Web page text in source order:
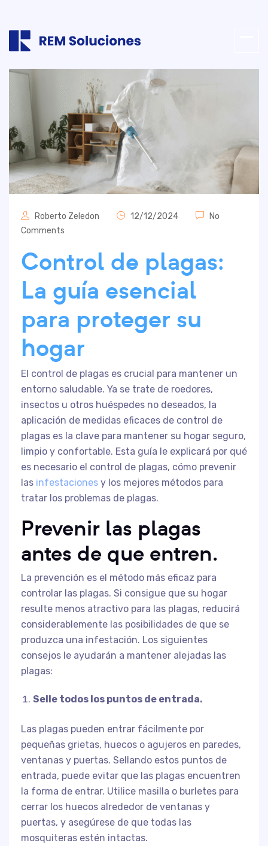
Roberto Zeledon 12/12/2024
No
Comments
Control de plagas:
La guía esencial
para proteger su
hogar
El control de plagas es crucial para mantener un
entorno saludable. Ya se trate de roedores,
insectos u otros huéspedes no deseados, la
aplicación de medidas eficaces de control de
plagas es la clave para mantener su hogar seguro,
limpio y confortable. Esta guía le explicará por qué
es necesario el control de plagas, cómo prevenir
las infestaciones y los mejores métodos para
tratar los problemas de plagas.
Prevenir las plagas
antes de que entren.
La prevención es el método más eficaz para
controlar las plagas. Si consigue que su hogar
resulte menos atractivo para las plagas, reducirá
considerablemente las posibilidades de que se
produzca una infestación. Los siguientes
consejos le ayudarán a mantener alejadas las
plagas:
Selle todos los puntos de entrada.
Las plagas pueden entrar fácilmente por
pequeñas grietas, huecos o agujeros en paredes,
ventanas y puertas. Sellando estos puntos de
entrada, puede evitar que las plagas encuentren
la forma de entrar. Utilice masilla o burletes para
cerrar los huecos alrededor de ventanas y
puertas, y asegúrese de que todas las
mosquiteras estén intactas.